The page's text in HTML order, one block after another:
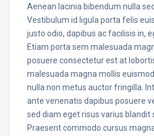
Aenean lacinia bibendum nulla
Vestibulum id ligula porta felis
justo odio, dapibus ac facilisis in,
Etiam porta sem malesuada
posuere consectetur est at
malesuada magna mollis
nulla non metus auctor fringilla.
ante venenatis dapibus posuere
sed diam eget risus varius blandit
Praesent commodo cursus